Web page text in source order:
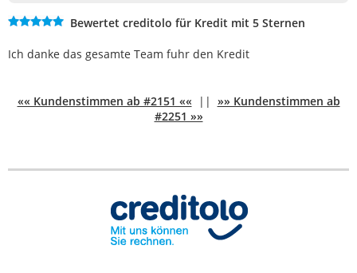
Bewertet creditolo für Kredit mit 5 Sternen
Ich danke das gesamte Team fuhr den Kredit
«« Kundenstimmen ab #2151 «« || »» Kundenstimmen ab
#2251 »»